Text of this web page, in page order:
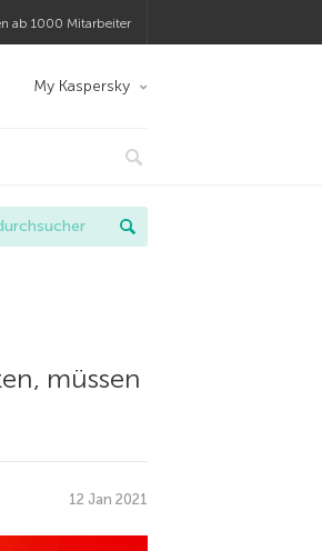
ab 1000 Mitarbeiter
My Kaspersky
müssen
12 Jan 2021